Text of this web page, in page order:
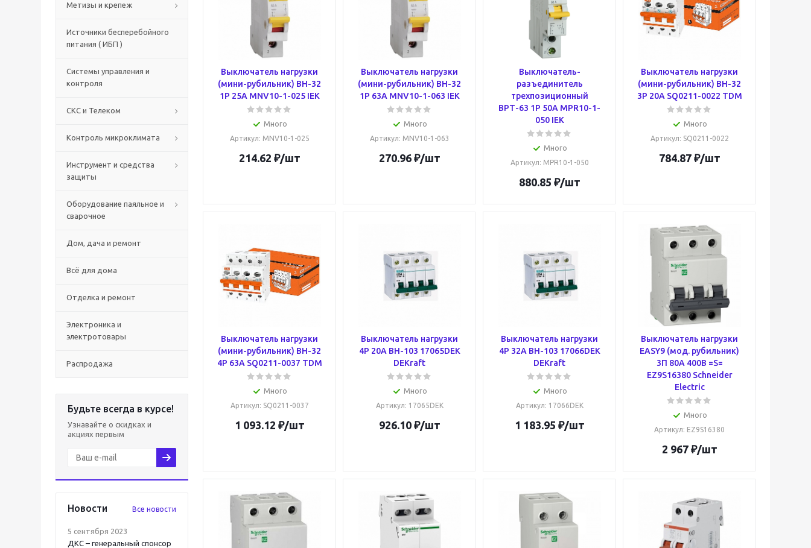
Метизы и крепеж
Источники бесперебойного
питания ( ИБП )
Системы управления и
контроля
СКС и Телеком
Контроль микроклимата
Инструмент и средства
защиты
Оборудование паяльное и
сварочное
Дом, дача и ремонт
Всё для дома
Отделка и ремонт
Электроника и
электротовары
Распродажа
Будьте всегда в курсе!
Узнавайте о скидках и
акциях первым
Новости Все новости
5 сентября 2023
ДКС – генеральный спонсор
Выключатель нагрузки
(мини-рубильник) ВН-32
1Р 25А MNV10-1-025 IEK
Много
Артикул: MNV10-1-025
214.62 ₽/шт
Выключатель нагрузки
(мини-рубильник) ВН-32
1Р 63А MNV10-1-063 IEK
Много
Артикул: MNV10-1-063
270.96₽/шт
Выключатель-
разъединитель
трехпозиционный
ВРТ-63 1P 50А MPR10-1-
050 IEK
Много
Артикул: MPR10-1-050
880.85 ₽/шт
Выключатель нагрузки
(мини-рубильник) ВН-32
3P 20A SQ0211-0022 TDM
Много
Артикул: SQ0211-0022
784.87₽/шт
Выключатель нагрузки
(мини-рубильник) ВН-32
4P 63A SQ0211-0037 TDM
Много
Артикул: SQ0211-0037
1 093.12 ₽/шт
Выключатель нагрузки
4Р 20А ВН-103 17065DEK
DEKraft
Много
Артикул: 17065DEK
926.10₽/шт
Выключатель нагрузки
4Р 32А ВН-103 17066DEK
DEKraft
Много
Артикул: 17066DEK
1 183.95 ₽/шт
Выключатель нагрузки
EASY9 (мод. рубильник)
3П 80А 400В =S=
EZ9S16380 Schneider
Electric
Много
Артикул: EZ9S16380
2 967₽/шт